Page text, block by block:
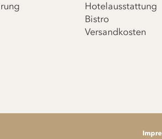
Hotelausstattung
Bistro
Versandkosten